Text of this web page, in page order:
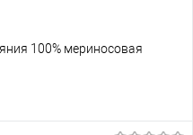
100% мериносовая